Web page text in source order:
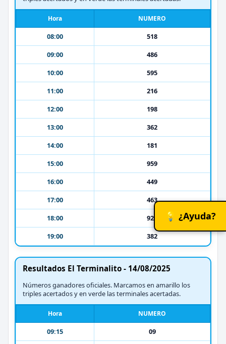
Hora NUMERO
08:00
518
09:00
486
10:00
595
11:00
216
12:00
198
13:00
362
14:00
181
15:00
959
16:00
449
17:00
463
18:00
922
19:00
382
Resultados El Terminalito - 14/08/2025
Números ganadores oficiales. Marcamos en amarillo los
triples acertados y en verde las terminales acertadas.
Hora NUMERO
09:15
09
💡 ¿Ayuda?